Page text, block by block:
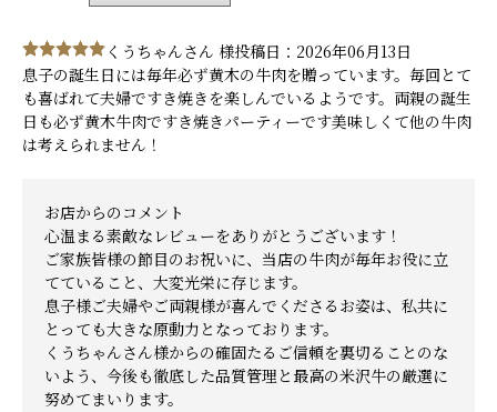
くうちゃんさん 様投稿日：2026年06月13日
息子の誕生日には毎年必ず黄木の牛肉を贈っています。毎回とて
も喜ばれて夫婦ですき焼きを楽しんでいるようです。両親の誕生
日も必ず黄木牛肉ですき焼きパーティーです美味しくて他の牛肉
は考えられません！
お店からのコメント
心温まる素敵なレビューをありがとうございます！
ご家族皆様の節目のお祝いに、当店の牛肉が毎年お役に立
てていること、大変光栄に存じます。
息子様ご夫婦やご両親様が喜んでくださるお姿は、私共に
とっても大きな原動力となっております。
くうちゃんさん様からの確固たるご信頼を裏切ることのな
いよう、今後も徹底した品質管理と最高の米沢牛の厳選に
努めてまいります。